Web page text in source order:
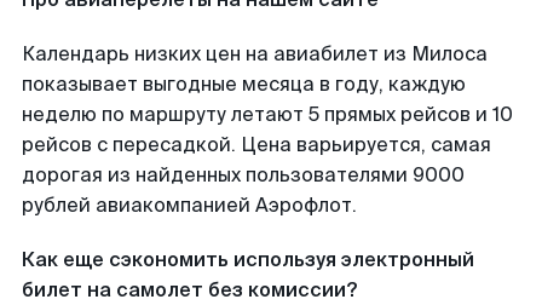
Календарь низких цен на авиабилет из Милоса
показывает выгодные месяца в году, каждую
неделю по маршруту летают 5 прямых рейсов и 10
рейсов с пересадкой. Цена варьируется, самая
дорогая из найденных пользователями 9000
рублей авиакомпанией Аэрофлот.
Как еще сэкономить используя электронный
билет на самолет без комиссии?